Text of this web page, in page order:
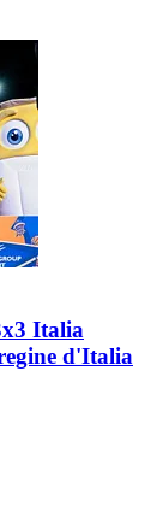
Italia
d'Italia